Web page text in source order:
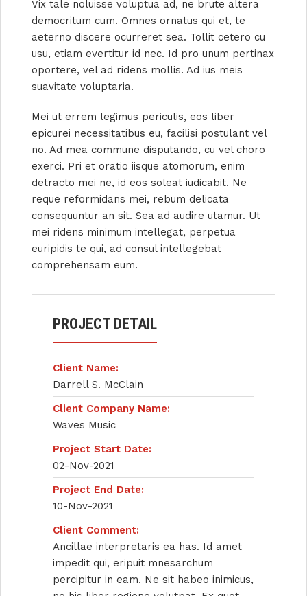
Vix tale noluisse voluptua ad, ne brute altera
democritum cum. Omnes ornatus qui et, te
aeterno discere ocurreret sea. Tollit cetero cu
usu, etiam evertitur id nec. Id pro unum pertinax
oportere, vel ad ridens mollis. Ad ius meis
suavitate voluptaria.
Mei ut errem legimus periculis, eos liber
epicurei necessitatibus eu, facilisi postulant vel
no. Ad mea commune disputando, cu vel choro
exerci. Pri et oratio iisque atomorum, enim
detracto mei ne, id eos soleat iudicabit. Ne
reque reformidans mei, rebum delicata
consequuntur an sit. Sea ad audire utamur. Ut
mei ridens minimum intellegat, perpetua
euripidis te qui, ad consul intellegebat
comprehensam eum.
PROJECT DETAIL
Client Name:
Darrell S. McClain
Client Company Name:
Waves Music
Project Start Date:
02-Nov-2021
Project End Date:
10-Nov-2021
Client Comment:
Ancillae interpretaris ea has. Id amet
impedit qui, eripuit mnesarchum
percipitur in eam. Ne sit habeo inimicus,